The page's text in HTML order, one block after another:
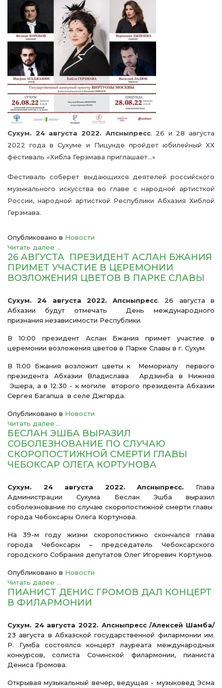
Сухум. 24 августа 2022. Апсныпресс. 26 и 28 августа
2022 года в Сухуме и Пицунде пройдет юбилейный ХХ
фестиваль «Хибла Герзмава приглашает…»
Фестиваль соберет выдающихся деятелей российского
музыкального искусства во главе с народной артисткой
России, народной артисткой Республики Абхазия Хиблой
Герзмава.
Опубликовано в Новости
Читать далее ...
26 АВГУСТА ПРЕЗИДЕНТ АСЛАН БЖАНИЯ
ПРИМЕТ УЧАСТИЕ В ЦЕРЕМОНИИ
ВОЗЛОЖЕНИЯ ЦВЕТОВ В ПАРКЕ СЛАВЫ
Сухум. 24 августа 2022. Апсныпресс. 26 августа в
Абхазии будут отмечать День международного
признания независимости Республики.
В 10:00 президент Аслан Бжания примет участие в
церемонии возложения цветов в Парке Славы в г. Сухум
В 11:00 Бжания возложит цветы к Мемориалу первого
президента Абхазии Владислава Ардзинба в Нижняя
Эшера, а в 12:30 - к могиле второго президента Абхазии
Сергея Багапша в селе Джгярда.
Опубликовано в Новости
Читать далее ...
БЕСЛАН ЭШБА ВЫРАЗИЛ
СОБОЛЕЗНОВАНИЕ ПО СЛУЧАЮ
СКОРОПОСТИЖНОЙ СМЕРТИ ГЛАВЫ
ЧЕБОКСАР ОЛЕГА КОРТУНОВА
Сухум. 24 августа 2022. Апсныпресс. Глава
Администрации Сухума Беслан Эшба выразил
соболезнование по случаю скоропостижной смерти главы
города Чебоксары Олега Кортунова.
На 39-м году жизни скоропостижно скончался глава
города Чебоксары – председатель Чебоксарского
городского Собрания депутатов Олег Игоревич Кортунов.
Опубликовано в Новости
Читать далее ...
ПИАНИСТ ДЕНИС ГРОМОВ ДАЛ КОНЦЕРТ
В ФИЛАРМОНИИ
Сухум. 24 августа 2022. Апсныпресс /Алексей Шамба/
23 августа в Абхазской государственной филармонии им.
Р. Гумба состоялся концерт лауреата международных
конкурсов, солиста Сочинской филармонии, пианиста
Дениса Громова.
Открывая музыкальный вечер, ведущая - музыковед Эсма